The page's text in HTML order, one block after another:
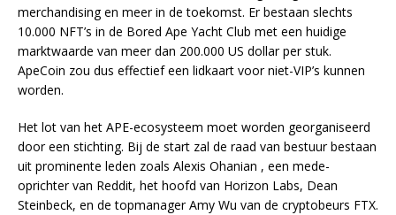
merchandising en meer in de toekomst. Er bestaan slechts
10.000 NFT’s in de Bored Ape Yacht Club met een huidige
marktwaarde van meer dan 200.000 US dollar per stuk.
ApeCoin zou dus effectief een lidkaart voor niet-VIP’s kunnen
worden.
Het lot van het APE-ecosysteem moet worden georganiseerd
door een stichting. Bij de start zal de raad van bestuur bestaan
uit prominente leden zoals Alexis Ohanian , een mede-
oprichter van Reddit, het hoofd van Horizon Labs, Dean
Steinbeck, en de topmanager Amy Wu van de cryptobeurs FTX.